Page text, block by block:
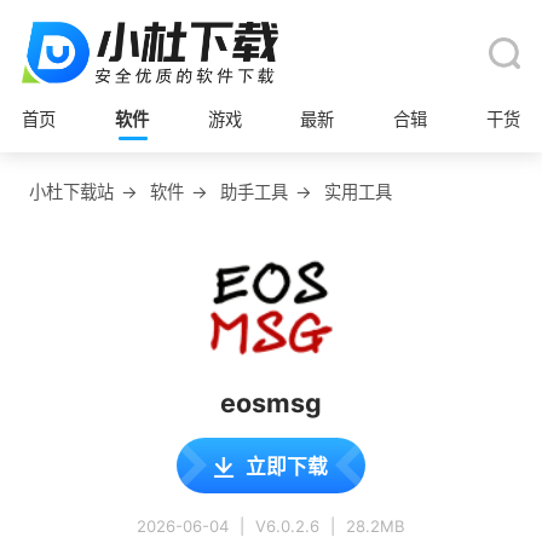
首页 软件 游戏 最新 合辑 干货
小杜下载站 → 软件 → 助手工具 → 实用工具
eosmsg
立即下载
2026-06-04 V6.0.2.6 28.2MB